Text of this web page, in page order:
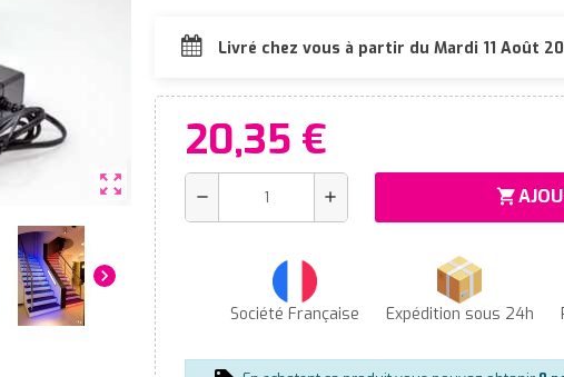
zoom_out_map
chevron_right
Livré chez vous à partir du Mardi 11 Août
20,35 €
remove add shopping_cart
Société Française Expédition sous 24h